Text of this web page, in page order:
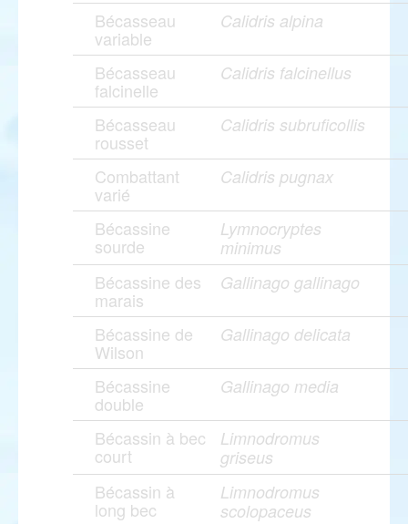
Bécasseau
variable
Calidris alpina
Bécasseau
falcinelle
Calidris falcinellus
Bécasseau
rousset
Calidris subruficollis
Combattant
varié
Calidris pugnax
Bécassine
sourde
Lymnocryptes
minimus
Bécassine des
marais
Gallinago gallinago
Bécassine de
Wilson
Gallinago delicata
Bécassine
double
Gallinago media
Bécassin à bec
court
Limnodromus
griseus
Bécassin à
long bec
Limnodromus
scolopaceus